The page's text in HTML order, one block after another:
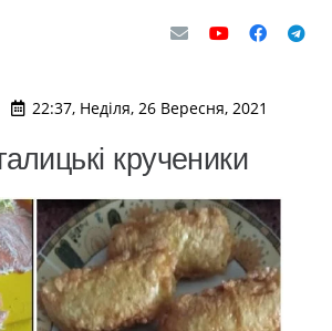
22:37, Неділя, 26 Вересня, 2021
крученики